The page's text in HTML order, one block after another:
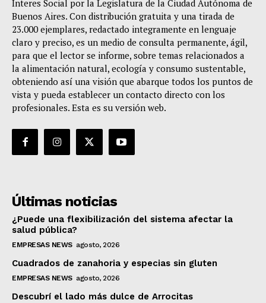
Interes Social por la Legislatura de la Ciudad Autónoma de
Buenos Aires. Con distribución gratuita y una tirada de
23.000 ejemplares, redactado integramente en lenguaje
claro y preciso, es un medio de consulta permanente, ágil,
para que el lector se informe, sobre temas relacionados a
la alimentación natural, ecología y consumo sustentable,
obteniendo así una visión que abarque todos los puntos de
vista y pueda establecer un contacto directo con los
profesionales. Esta es su versión web.
Últimas noticias
¿Puede una flexibilización del sistema afectar la
salud pública?
EMPRESAS NEWS agosto, 2026
Cuadrados de zanahoria y especias sin gluten
EMPRESAS NEWS agosto, 2026
Descubrí el lado más dulce de Arrocitas